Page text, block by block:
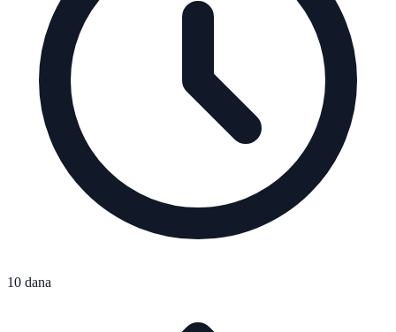
10 dana